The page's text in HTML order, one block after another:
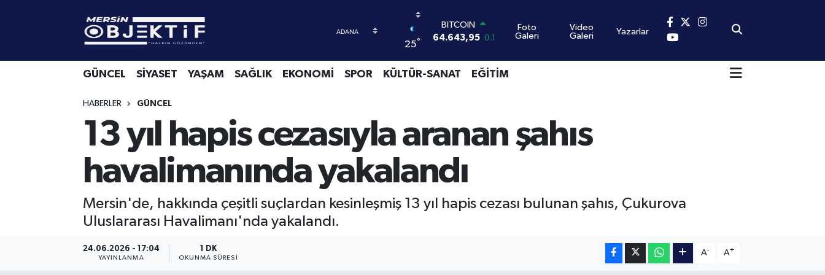
25°
64.643,95
0.16
DOLAR
EURO
55,0250
0.02
6500.87
0.12
BİST100
Foto
Galeri
Video
Galeri
Yazarlar
GÜNCEL SİYASET YAŞAM SAĞLIK EKONOMİ SPOR KÜLTÜR-SANAT EĞİTİM
HABERLER GÜNCEL
13 yıl hapis cezasıyla aranan şahıs
havalimanında yakalandı
Mersin'de, hakkında çeşitli suçlardan kesinleşmiş 13 yıl hapis cezası bulunan şahıs, Çukurova
Uluslararası Havalimanı'nda yakalandı.
24.06.2026 - 17:04
YAYINLANMA
1 DK
OKUNMA SÜRESI
A- A+
Mersin Hava Durumu
Mersin Trafik Yoğunluk Haritası
Süper Lig Puan Durumu ve Fikstür
Tüm Manşetler
Son Dakika Haberleri
Haber Arşivi